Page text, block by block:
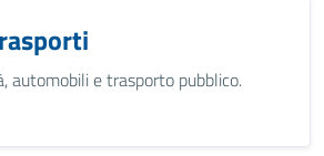
automobili e trasporto pubblico.